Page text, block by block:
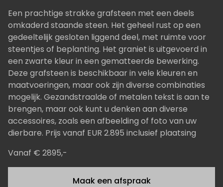
Een prachtige strakke grafsteen met een deels
omkaderd staande steen. Het geheel rust op een
gedeeltelijk gesloten liggend deel, met ruimte voor
steentjes of beplanting. Het graniet is uitgevoerd in
een zwarte kleur in een gematteerde bewerking.
Deze grafsteen is beschikbaar in vele kleuren en
maatvoeringen, maar ook zijn diverse combinaties
mogelijk. Gezandstraalde of metalen tekst is aan te
brengen, maar ook kunt u denken aan diverse
accessoires, zoals een afbeelding of foto van uw
dierbare. Prijs vanaf EUR 2.895 inclusief plaatsing
Vanaf € 2895,-
Maak een afspraak